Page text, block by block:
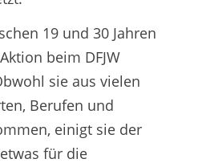
19 und 30 Jahren
beim DFJW
sie aus vielen
Berufen und
einigt sie der
für die